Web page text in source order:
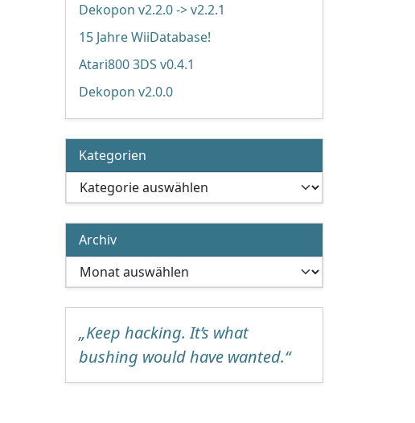
Dekopon v2.2.0 -> v2.2.1
15 Jahre WiiDatabase!
Atari800 3DS v0.4.1
Dekopon v2.0.0
Kategorien
Kategorien
Archiv
Archiv
„Keep hacking. It’s what
bushing would have wanted.“